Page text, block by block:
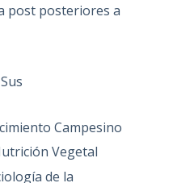
post posteriores a
Campesino
Vegetal
de la